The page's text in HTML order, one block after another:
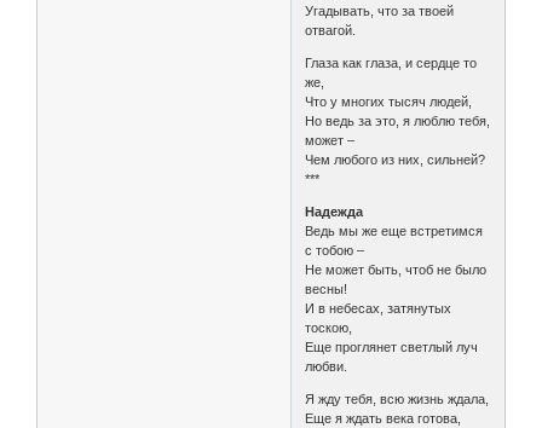
Угадывать, что за твоей
отвагой.
Глаза как глаза, и сердце то
же,
Что у многих тысяч людей,
Но ведь за это, я люблю тебя,
может –
Чем любого из них, сильней?
***
Надежда
Ведь мы же еще встретимся
с тобою –
Не может быть, чтоб не было
весны!
И в небесах, затянутых
тоскою,
Еще проглянет светлый луч
любви.
Я жду тебя, всю жизнь ждала,
Еще я ждать века готова,